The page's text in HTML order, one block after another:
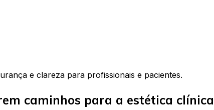
e clareza para profissionais e pacientes.
caminhos para a estética clínica